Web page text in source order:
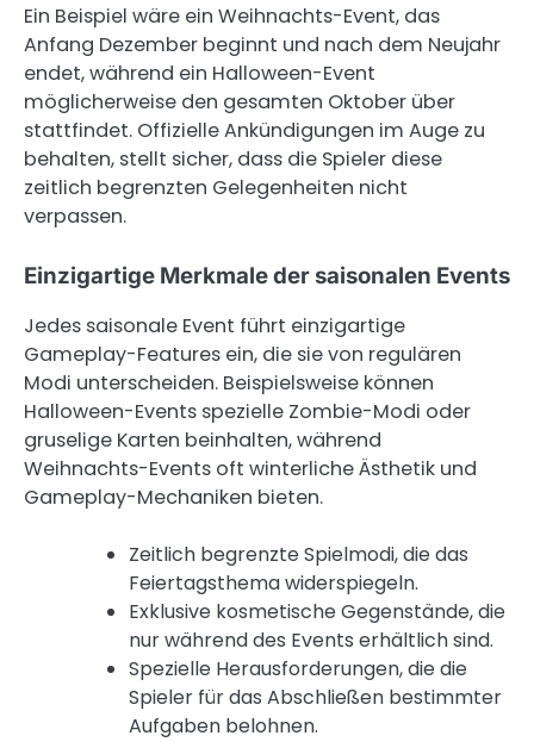
Ein Beispiel wäre ein Weihnachts-Event, das
Anfang Dezember beginnt und nach dem Neujahr
endet, während ein Halloween-Event
möglicherweise den gesamten Oktober über
stattfindet. Offizielle Ankündigungen im Auge zu
behalten, stellt sicher, dass die Spieler diese
zeitlich begrenzten Gelegenheiten nicht
verpassen.
Einzigartige Merkmale der saisonalen Events
Jedes saisonale Event führt einzigartige
Gameplay-Features ein, die sie von regulären
Modi unterscheiden. Beispielsweise können
Halloween-Events spezielle Zombie-Modi oder
gruselige Karten beinhalten, während
Weihnachts-Events oft winterliche Ästhetik und
Gameplay-Mechaniken bieten.
Zeitlich begrenzte Spielmodi, die das
Feiertagsthema widerspiegeln.
Exklusive kosmetische Gegenstände, die
nur während des Events erhältlich sind.
Spezielle Herausforderungen, die die
Spieler für das Abschließen bestimmter
Aufgaben belohnen.